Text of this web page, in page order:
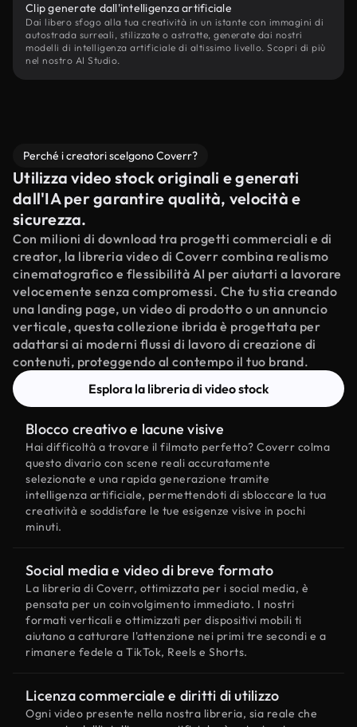
Clip generate dall'intelligenza artificiale
Dai libero sfogo alla tua creatività in un istante con immagini di
autostrada surreali, stilizzate o astratte, generate dai nostri
modelli di intelligenza artificiale di altissimo livello. Scopri di più
nel nostro AI Studio.
Perché i creatori scelgono Coverr?
Utilizza video stock originali e generati
dall'IA per garantire qualità, velocità e
sicurezza.
Con milioni di download tra progetti commerciali e di
creator, la libreria video di Coverr combina realismo
cinematografico e flessibilità AI per aiutarti a lavorare
velocemente senza compromessi. Che tu stia creando
una landing page, un video di prodotto o un annuncio
verticale, questa collezione ibrida è progettata per
adattarsi ai moderni flussi di lavoro di creazione di
contenuti, proteggendo al contempo il tuo brand.
Esplora la libreria di video stock
Blocco creativo e lacune visive
Hai difficoltà a trovare il filmato perfetto? Coverr colma
questo divario con scene reali accuratamente
selezionate e una rapida generazione tramite
intelligenza artificiale, permettendoti di sbloccare la tua
creatività e soddisfare le tue esigenze visive in pochi
minuti.
Social media e video di breve formato
La libreria di Coverr, ottimizzata per i social media, è
pensata per un coinvolgimento immediato. I nostri
formati verticali e ottimizzati per dispositivi mobili ti
aiutano a catturare l'attenzione nei primi tre secondi e a
rimanere fedele a TikTok, Reels e Shorts.
Licenza commerciale e diritti di utilizzo
Ogni video presente nella nostra libreria, sia reale che